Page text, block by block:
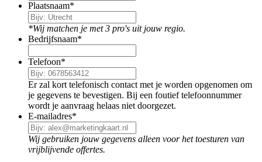
Plaatsnaam*
*Wij matchen je met 3 pro's uit jouw regio.
Bedrijfsnaam*
Telefoon*
Er zal kort telefonisch contact met je worden opgenomen om
je gegevens te bevestigen. Bij een foutief telefoonnummer
wordt je aanvraag helaas niet doorgezet.
E-mailadres*
Wij gebruiken jouw gegevens alleen voor het toesturen van
vrijblijvende offertes.